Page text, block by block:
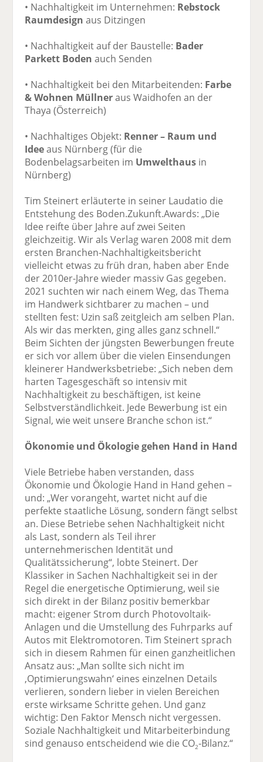
• Nachhaltigkeit im Unternehmen: Rebstock
Raumdesign aus Ditzingen
• Nachhaltigkeit auf der Baustelle: Bader
Parkett Boden auch Senden
• Nachhaltigkeit bei den Mitarbeitenden: Farbe
& Wohnen Müllneraus Waidhofen an der
Thaya (Österreich)
• Nachhaltiges Objekt: Renner – Raum und
Ideeaus Nürnberg (für die
Bodenbelagsarbeiten im Umwelthaus in
Nürnberg)
Tim Steinert erläuterte in seiner Laudatio die
Entstehung des Boden.Zukunft.Awards: „Die
Idee reifte über Jahre auf zwei Seiten
gleichzeitig. Wir als Verlag waren 2008 mit dem
ersten Branchen-Nachhaltigkeitsbericht
vielleicht etwas zu früh dran, haben aber Ende
der 2010er-Jahre wieder massiv Gas gegeben.
2021 suchten wir nach einem Weg, das Thema
im Handwerk sichtbarer zu machen – und
stellten fest: Uzin saß zeitgleich am selben Plan.
Als wir das merkten, ging alles ganz schnell.“
Beim Sichten der jüngsten Bewerbungen freute
er sich vor allem über die vielen Einsendungen
kleinerer Handwerksbetriebe: „Sich neben dem
harten Tagesgeschäft so intensiv mit
Nachhaltigkeit zu beschäftigen, ist keine
Selbstverständlichkeit. Jede Bewerbung ist ein
Signal, wie weit unsere Branche schon ist.“
Ökonomie und Ökologie gehen Hand in Hand
Viele Betriebe haben verstanden, dass
Ökonomie und Ökologie Hand in Hand gehen –
und: „Wer vorangeht, wartet nicht auf die
perfekte staatliche Lösung, sondern fängt selbst
an. Diese Betriebe sehen Nachhaltigkeit nicht
als Last, sondern als Teil ihrer
unternehmerischen Identität und
Qualitätssicherung“, lobte Steinert. Der
Klassiker in Sachen Nachhaltigkeit sei in der
Regel die energetische Optimierung, weil sie
sich direkt in der Bilanz positiv bemerkbar
macht: eigener Strom durch Photovoltaik-
Anlagen und die Umstellung des Fuhrparks auf
Autos mit Elektromotoren. Tim Steinert sprach
sich in diesem Rahmen für einen ganzheitlichen
Ansatz aus: „Man sollte sich nicht im
,Optimierungswahn‘ eines einzelnen Details
verlieren, sondern lieber in vielen Bereichen
erste wirksame Schritte gehen. Und ganz
wichtig: Den Faktor Mensch nicht vergessen.
Soziale Nachhaltigkeit und Mitarbeiterbindung
sind genauso entscheidend wie die CO2-Bilanz.“